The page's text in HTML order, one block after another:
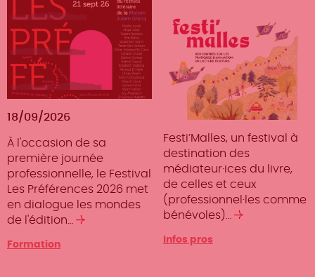
18/09/2026
À l'occasion de sa
première journée
professionnelle, le Festival
Les Préférences 2026 met
en dialogue les mondes
de l'édition…
Type
Formation
Festi’Malles, un festival à
destination des
médiateur·ices du livre,
de celles et ceux
(professionnel·les comme
bénévoles)…
Infos pros